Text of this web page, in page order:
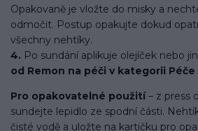
Opakovaně je vložte do misky a
odmočit. Postup opakujte dokud
všechny nehtíky.
4. Po sundání aplikuje olejíček nebo
od Remon na péči v kategorii
Pro opakovatelné použití– z press
sundejte lepidlo ze spodní části.
čisté vodě a uložte na kartičku pro